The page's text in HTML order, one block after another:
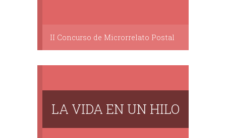
II Concurso de Microrrelato Postal
LA VIDA EN UN HILO